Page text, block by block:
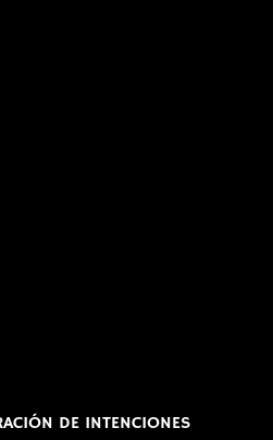
DE INTENCIONES